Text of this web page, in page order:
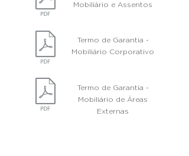
Mobiliário e Assentos
Termo de Garantia -
Mobiliário Corporativo
Termo de Garantia -
Mobiliário de Áreas
Externas